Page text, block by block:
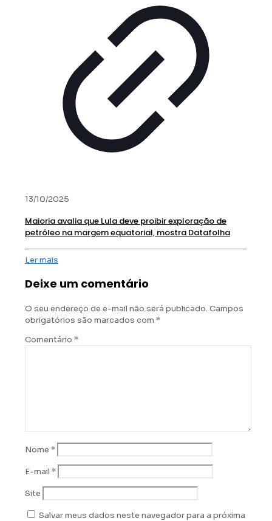
13/10/2025
Maioria avalia que Lula deve proibir exploração de
petróleo na margem equatorial, mostra Datafolha
Ler mais
Deixe um comentário
O seu endereço de e-mail não será publicado. Campos
obrigatórios são marcados com *
Comentário *
Nome *
E-mail *
Site
Salvar meus dados neste navegador para a próxima